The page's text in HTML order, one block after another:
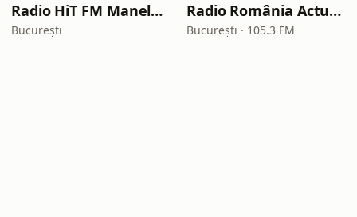
Radio HiT FM Manele Romania
București
Radio România Actualități
București · 105.3 FM